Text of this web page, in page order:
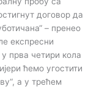
договор да
– пренео
експресни
прва четири кола
ћемо угостити
а у трећем